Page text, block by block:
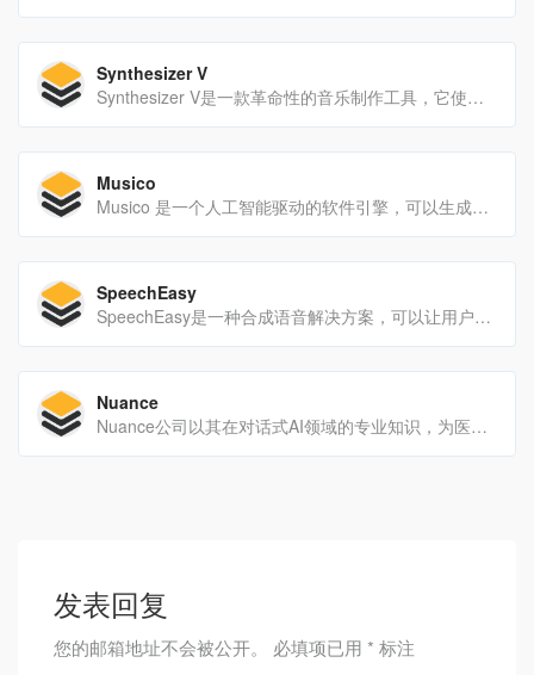
Synthesizer V
Synthesizer V是一款革命性的音乐制作工具，它使用基于深度神经网络的合成引擎来生成令人难以置信的逼真的歌声。它具有可定制的AI音高生成，无限音轨，无核心限制，VST3/AU插件支...
Musico
Musico 是一个人工智能驱动的软件引擎，可以生成音乐。 它可以对手势、动作、代码或其他声音做出反应。
SpeechEasy
SpeechEasy是一种合成语音解决方案，可以让用户从文本生成高质量、易于理解的音频。它适用于各种设备和平台，支持桌面和移动设备，有近12种高质量的合成声音可供选择。它使用简单...
Nuance
Nuance公司以其在对话式AI领域的专业知识，为医疗保健和客户参与提供创新解决方案。公司致力于通过AI技术推动组织效能，提升工作成效，并在全球范围内产生积极影响。
发表回复
您的邮箱地址不会被公开。 必填项已用 * 标注